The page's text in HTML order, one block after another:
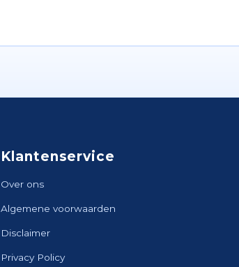
Klantenservice
Over ons
Algemene voorwaarden
Disclaimer
Privacy Policy